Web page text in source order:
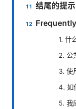
结尾的提
1. 什
2. 公
3. 使
4. 如
5. 我